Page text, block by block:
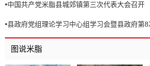
•中国共产党米脂县城郊镇第三次代表大会召开
•县政府党组理论学习中心组学习会暨县政府第
召开
图说米脂